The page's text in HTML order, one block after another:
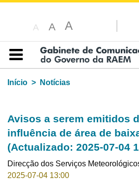
A A A
Índice
Início
Notícias
Avisos a serem emitidos
influência de área de
(Actualizado: 2025-07-04
Direcção dos Serviços
2025-07-04 13:00